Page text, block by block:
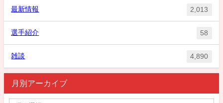
最新情報 2,013
選手紹介 58
雑談 4,890
月別アーカイブ